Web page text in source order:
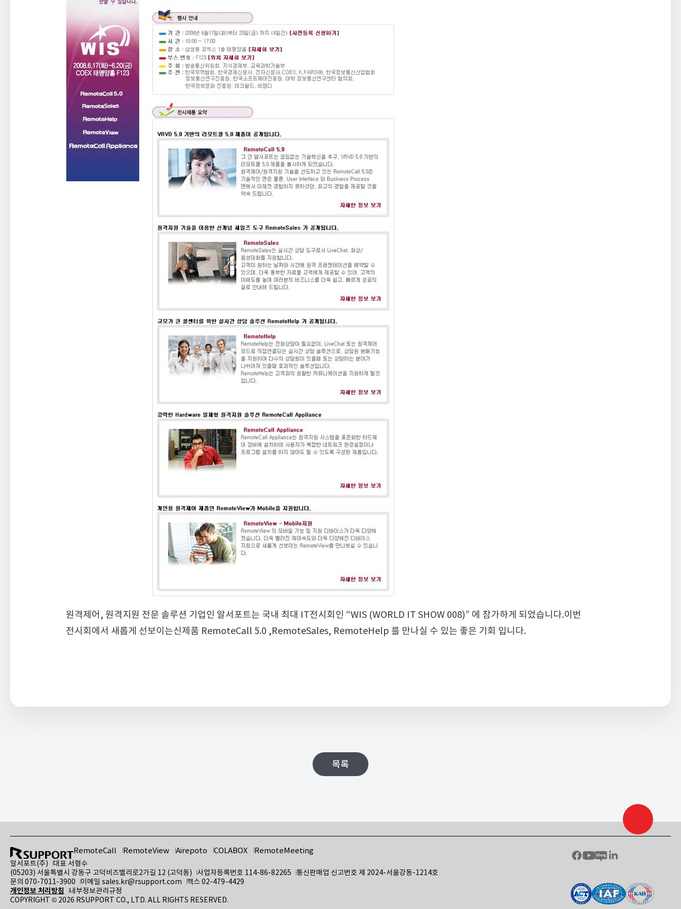
원격제어, 원격지원 전문 솔루션 기업인 알서포트는 국내 최대 IT전시회인 “WIS (WORLD IT SHOW 008)” 에 참가하게 되었습니다.이번
전시회에서 새롭게 선보이는신제품 RemoteCall 5.0 ,RemoteSales, RemoteHelp 를 만나실 수 있는 좋은 기회 입니다.
목록
RemoteCall RemoteView Airepoto COLABOX RemoteMeeting
알서포트(주)
대표 서형수
(05203) 서울특별시 강동구 고덕비즈밸리로2가길 12 (고덕동)
사업자등록번호 114-86-82265
통신판매업 신고번호 제 2024-서울강동-1214호
문의 070-7011-3900 이메일 sales.kr@rsupport.com
팩스 02-479-4429
개인정보 처리방침
내부정보관리규정
COPYRIGHT © 2026 RSUPPORT CO., LTD. ALL RIGHTS RESERVED.